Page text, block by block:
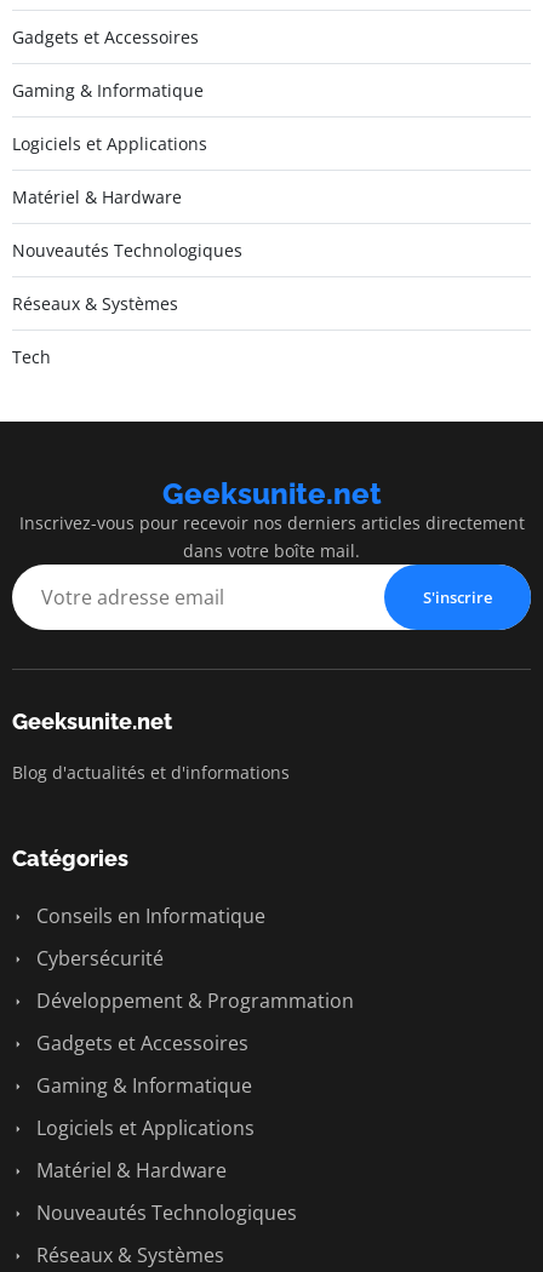
Gadgets et Accessoires
Gaming & Informatique
Logiciels et Applications
Matériel & Hardware
Nouveautés Technologiques
Réseaux & Systèmes
Tech
Geeksunite.net
Inscrivez-vous pour recevoir nos derniers articles directement
dans votre boîte mail.
S'inscrire
Geeksunite.net
Blog d'actualités et d'informations
Catégories
Conseils en Informatique
Cybersécurité
Développement & Programmation
Gadgets et Accessoires
Gaming & Informatique
Logiciels et Applications
Matériel & Hardware
Nouveautés Technologiques
Réseaux & Systèmes